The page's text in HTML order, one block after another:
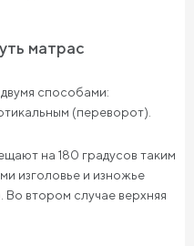
матрас
способами:
(переворот).
на 180 градусов таким
изголовье и изножье
Во втором случае верхняя